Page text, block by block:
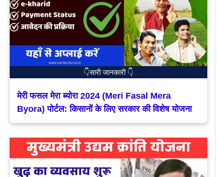
👇सारी जानकारी 👇
मेरी फसल मेरा ब्योरा 2024 (Meri Fasal Mera
Byora) पोर्टल: किसानों के लिए सरकार की विशेष योजना